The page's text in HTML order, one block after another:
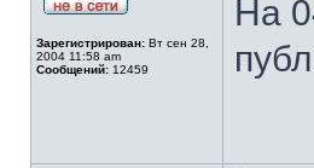
Зарегистрирован: Вт сен 28,
2004 11:58 am
Сообщений: 12459
На